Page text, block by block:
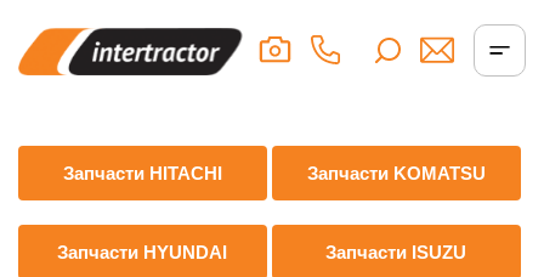
Запчасти HITACHI Запчасти KOMATSU
Запчасти HYUNDAI Запчасти ISUZU